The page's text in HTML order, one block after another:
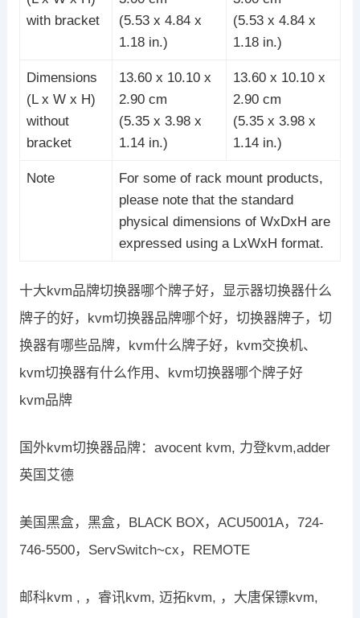
with bracket
(5.53 x 4.84 x
1.18 in.)
(5.53 x 4.84 x
1.18 in.)
Dimensions
(L x W x H)
without
bracket
13.60 x 10.10 x
2.90 cm
(5.35 x 3.98 x
1.14 in.)
13.60 x 10.10 x
2.90 cm
(5.35 x 3.98 x
1.14 in.)
Note
For some of rack mount products,
please note that the standard
physical dimensions of WxDxH are
expressed using a LxWxH format.
十大kvm品牌切换器哪个牌子好，显示器切换器什么
牌子的好，kvm切换器品牌哪个好，切换器牌子，切
换器有哪些品牌，kvm什么牌子好，kvm交换机、
kvm切换器有什么作用、kvm切换器哪个牌子好
kvm品牌
国外kvm切换器品牌：avocent kvm, 力登kvm,adder
英国艾德
美国黑盒，黑盒，BLACK BOX，ACU5001A，724-
746-5500，ServSwitch~cx，REMOTE
邮科kvm , ，睿讯kvm, 迈拓kvm, ，大唐保镖kvm,